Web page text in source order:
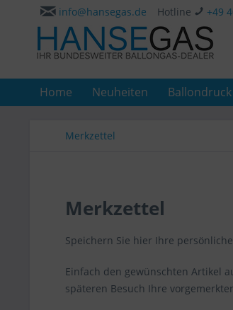
info@hansegas.de Hotline +49
Home Neuheiten Ballondruck
Merkzettel
Merkzettel
Speichern Sie hier Ihre
Einfach den gewünschten Artikel
späteren Besuch Ihre